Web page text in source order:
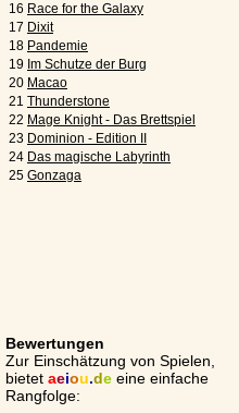
16 Race for the Galaxy
17 Dixit
18 Pandemie
19 Im Schutze der Burg
20 Macao
21 Thunderstone
22 Mage Knight - Das Brettspiel
23 Dominion - Edition II
24 Das magische Labyrinth
25 Gonzaga
Bewertungen
Zur Einschätzung von Spielen,
bietet aeiou.de eine einfache
Rangfolge: